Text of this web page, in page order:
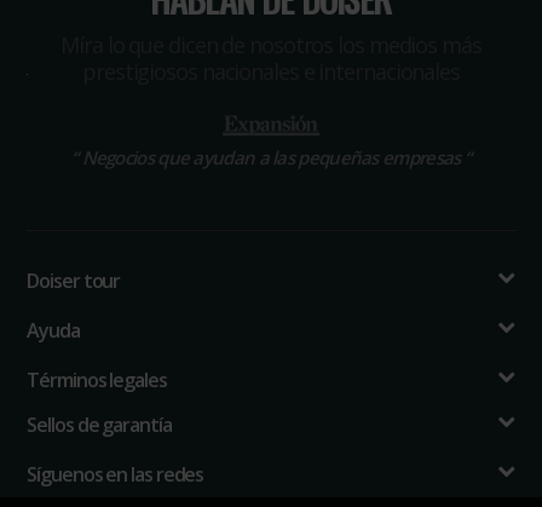
“Negocios que ayudan a las pequeñas empresas “
Doiser tour
Ayuda
Términos legales
Sellos de garantía
Síguenos en las redes